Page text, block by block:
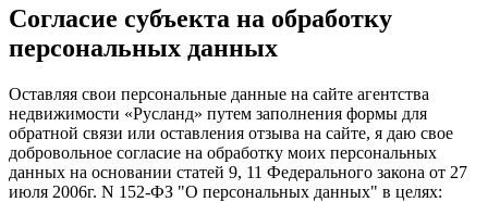
Согласие субъекта на обработку
персональных данных
Оставляя свои персональные данные на сайте агентства
недвижимости «Русланд» путем заполнения формы для
обратной связи или оставления отзыва на сайте, я даю свое
добровольное согласие на обработку моих персональных
данных на основании статей 9, 11 Федерального закона от 27
июля 2006г. N 152-ФЗ "О персональных данных" в целях: